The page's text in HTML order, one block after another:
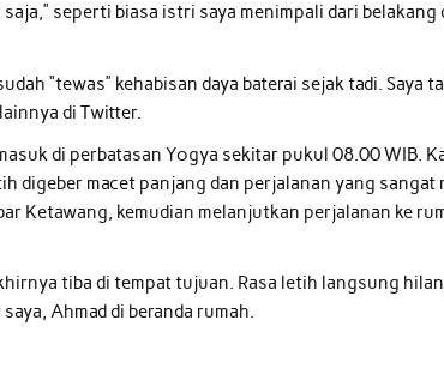
seperti biasa istri saya menimpali dari belakang
“tewas” kehabisan daya baterai sejak tadi. Saya
di Twitter.
di perbatasan Yogya sekitar pukul 08.00 WIB.
digeber macet panjang dan perjalanan yang sangat
Ketawang, kemudian melanjutkan perjalanan ke
tiba di tempat tujuan. Rasa letih langsung
Ahmad di beranda rumah.